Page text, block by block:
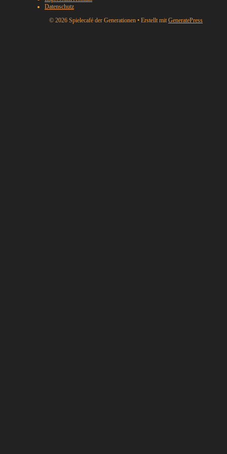
Datenschutz
© 2026 Spielecafé der Generationen • Erstellt mit GeneratePress